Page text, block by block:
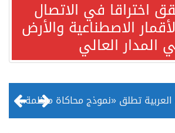
اختراقا في الاتصال
الاصطناعية والأرض
المدار العالي
منظمة المرأة العربية تطلق «نموذج محاكاة منظمة المرأة العربية للشباب» بمشاركة 10 دول عربية..غدًا